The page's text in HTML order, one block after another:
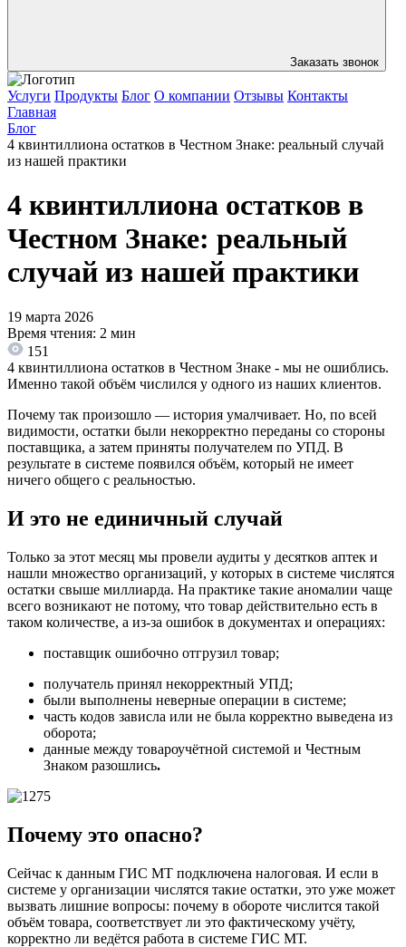
Заказать звонок
Услуги Продукты Блог О компании Отзывы Контакты
Главная
Блог
4 квинтиллиона остатков в Честном Знаке: реальный случай
из нашей практики
4 квинтиллиона остатков в
Честном Знаке: реальный
случай из нашей практики
19 марта 2026
Время чтения: 2 мин
151
4 квинтиллиона остатков в Честном Знаке - мы не ошиблись.
Именно такой объём числился у одного из наших клиентов.
Почему так произошло — история умалчивает. Но, по всей
видимости, остатки были некорректно переданы со стороны
поставщика, а затем приняты получателем по УПД. В
результате в системе появился объём, который не имеет
ничего общего с реальностью.
И это не единичный случай
Только за этот месяц мы провели аудиты у десятков аптек и
нашли множество организаций, у которых в системе числятся
остатки свыше миллиарда. На практике такие аномалии чаще
всего возникают не потому, что товар действительно есть в
таком количестве, а из-за ошибок в документах и операциях:
поставщик ошибочно отгрузил товар;
получатель принял некорректный УПД;
были выполнены неверные операции в системе;
часть кодов зависла или не была корректно выведена из
оборота;
данные между товароучётной системой и Честным
Знаком разошлись.
Почему это опасно?
Сейчас к данным ГИС МТ подключена налоговая. И если в
системе у организации числятся такие остатки, это уже может
вызвать лишние вопросы: почему в обороте числится такой
объём товара, соответствует ли это фактическому учёту,
корректно ли ведётся работа в системе ГИС МТ.